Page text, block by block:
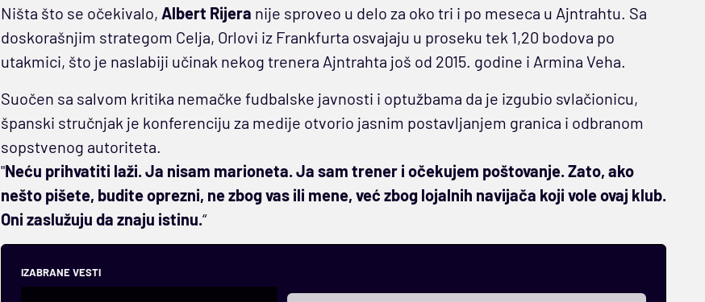
Ništa što se očekivalo, Albert Rijera nije sproveo u delo za oko tri i po meseca u Ajntrahtu. Sa
doskorašnjim strategom Celja, Orlovi iz Frankfurta osvajaju u proseku tek 1,20 bodova po
utakmici, što je naslabiji učinak nekog trenera Ajntrahta još od 2015. godine i Armina Veha.
Suočen sa salvom kritika nemačke fudbalske javnosti i optužbama da je izgubio svlačionicu,
španski stručnjak je konferenciju za medije otvorio jasnim postavljanjem granica i odbranom
sopstvenog autoriteta.
"Neću prihvatiti laži. Ja nisam marioneta. Ja sam trener i očekujem poštovanje.Zato, ako
nešto pišete, budite oprezni, ne zbog vas ili mene, već zbog lojalnih navijača koji vole ovaj klub.
Oni zaslužuju da znaju istinu.“
IZABRANE VESTI